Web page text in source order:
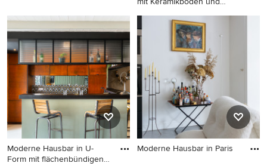
Große Moderne Hausbar mit
Keramikboden und grauem
Boden in Kyoto
Moderne Hausbar in U-
Form mit flächenbündigen
Moderne Hausbar in Paris